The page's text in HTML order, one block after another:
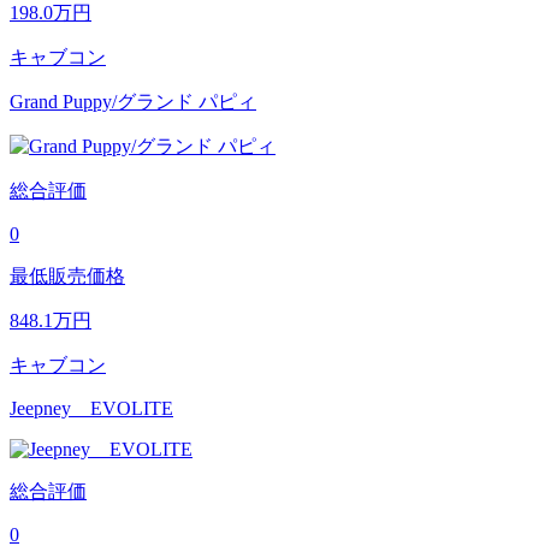
198.0万円
キャブコン
Grand Puppy/グランド パピィ
総合評価
0
最低販売価格
848.1万円
キャブコン
Jeepney EVOLITE
総合評価
0